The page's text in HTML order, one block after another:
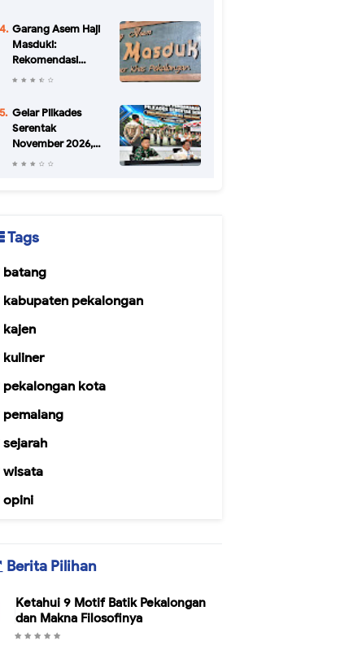
yang Bikin Kangen
Garang Asem Haji
Masduki:
Rekomendasi
Kuliner Legendaris
Sejak 1952
Gelar Pilkades
Serentak
November 2026,
Pemkab
Tags
batang
kabupaten pekalongan
kajen
kuliner
pekalongan kota
pemalang
sejarah
wisata
opini
Berita Pilihan
Ketahui 9 Motif Batik Pekalongan
dan Makna Filosofinya